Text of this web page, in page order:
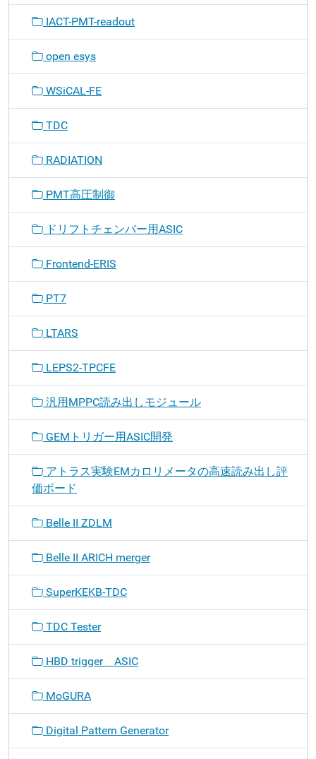
IACT-PMT-readout
open esys
WSiCAL-FE
TDC
RADIATION
PMT高圧制御
ドリフトチェンバー用ASIC
Frontend-ERIS
PT7
LTARS
LEPS2-TPCFE
汎用MPPC読み出しモジュール
GEMトリガー用ASIC開発
アトラス実験EMカロリメータの高速読み出し評
価ボード
Belle II ZDLM
Belle II ARICH merger
SuperKEKB-TDC
TDC Tester
HBD trigger ASIC
MoGURA
Digital Pattern Generator